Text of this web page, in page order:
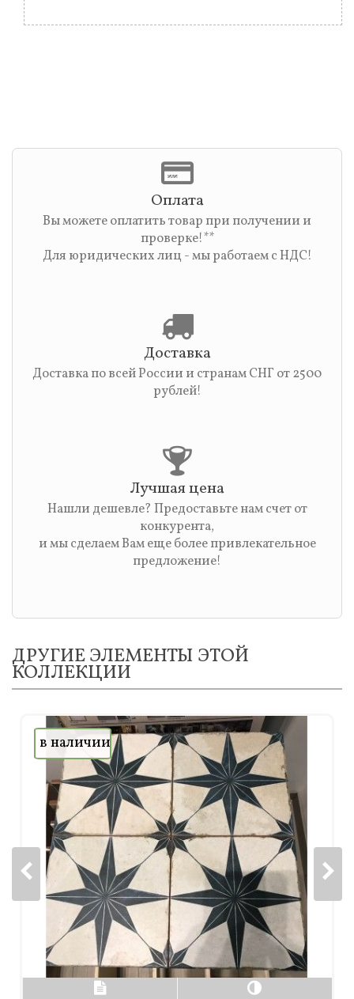
Оплата
Вы можете оплатить товар при получении и
проверке!**
Для юридических лиц - мы работаем с НДС!
Доставка
Доставка по всей России и странам СНГ от 2500
рублей!
Лучшая цена
Нашли дешевле? Предоставьте нам счет от
конкурента,
и мы сделаем Вам еще более привлекательное
предложение!
ДРУГИЕ ЭЛЕМЕНТЫ ЭТОЙ
КОЛЛЕКЦИИ
в наличии